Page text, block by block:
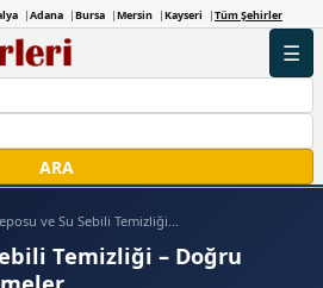
Adana Bursa Mersin Kayseri Tüm Şehirler
ARA
☰
ve Su Sebili Temizliği...
Temizliği – Doğru